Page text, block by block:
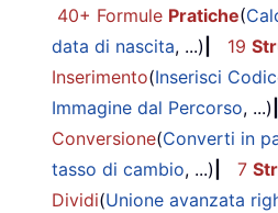
40+ Formule Pratiche(
data di nascita, ...) 19
Inserimento(Inserisci
Immagine dal Percorso, ...)
Conversione(Converti in
tasso di cambio, ...) 7
Dividi(Unione avanzata